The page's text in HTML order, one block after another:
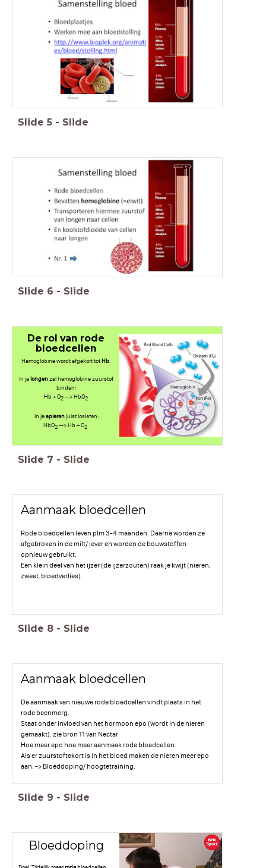
Slide 5 - Slide
Slide 6 - Slide
De rol van rode
bloedcellen
Hemoglobine wordt afgekort totHb.
In jelongenzal hemoglobine zuurstof
binden:
Hb + O2--> HbO2
in jespierenjuist loslaten:
HbO2--> Hb + O2
Slide 7 - Slide
Aanmaak bloedcellen
Rode bloedcellen leven plm 3-4 maanden. Daarna worden ze
afgebroken in de milt/ lever en worden de bouwstoffen
opnieuw gebruikt.
Een klein deel van het ijzer (de ijzerzouten) raak je kwijt (nieren,
zweet, bloedverlies).
Slide 8 - Slide
Aanmaak bloedcellen
De aanmaak van nieuwe rode bloedcellen vindt plaats in het
rode beenmerg.
Staat onder invloed van het hormoon epo (wordt in de nieren
gemaakt). zie bron 11 van Nectar
Hoe meer epo hoe meer aanmaak rode bloedcellen.
Als er zuurstoftekort is in het bloed maken de nieren meer epo
aan. -> Bloeddoping/ hoogtetraining.
Slide 9 - Slide
Bloeddoping